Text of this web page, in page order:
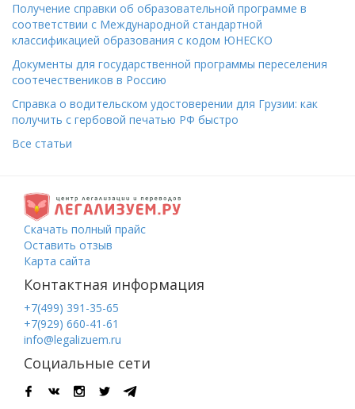
Получение справки об образовательной программе в
соответствии с Международной стандартной
классификацией образования с кодом ЮНЕСКО
Документы для государственной программы переселения
соотечествеников в Россию
Справка о водительском удостоверении для Грузии: как
получить с гербовой печатью РФ быстро
Все статьи
Скачать полный прайс
Оставить отзыв
Карта сайта
Контактная информация
+7(499) 391-35-65
+7(929) 660-41-61
info@legalizuem.ru
Социальные сети